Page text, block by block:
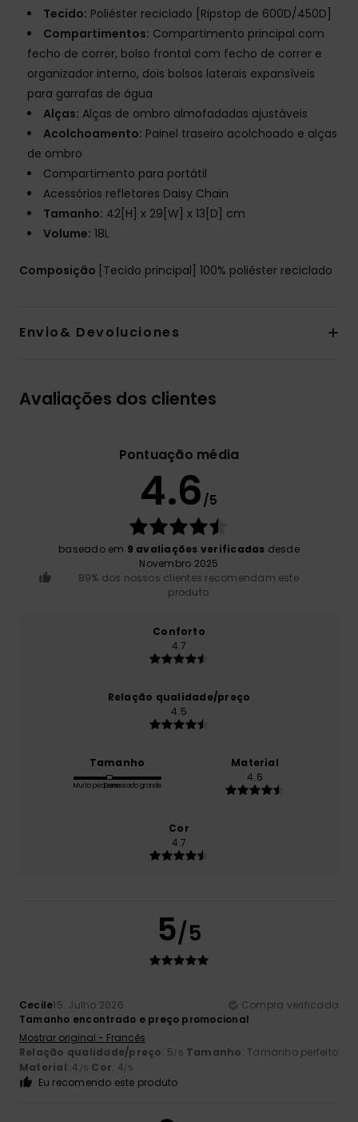
Tecido: Poliéster reciclado [Ripstop de 600D/450D]
Compartimentos: Compartimento principal com
fecho de correr, bolso frontal com fecho de correr e
organizador interno, dois bolsos laterais expansíveis
para garrafas de água
Alças: Alças de ombro almofadadas ajustáveis
Acolchoamento: Painel traseiro acolchoado e alças
de ombro
Compartimento para portátil
Acessórios refletores Daisy Chain
Tamanho: 42[H] x 29[W] x 13[D] cm
Volume: 18L
Composição [Tecido principal] 100% poliéster reciclado
Envio& Devoluciones
Avaliações dos clientes
Pontuação média
4.6/5
baseado em 9 avaliações verificadas desde
Novembro 2025
89% dos nossos clientes recomendam este
produto
Conforto
4.7
Relação qualidade/preço
4.5
Tamanho
Muito pequenoDemasiado grande
Material
4.6
Cor
4.7
5/5
Cecile15. Julho 2026
Compra verificada
Tamanho encontrado e preço promocional
Mostrar original - Francês
Relação qualidade/preço: 5/5 Tamanho: Tamanho perfeito
Material: 4 /5 Cor: 4/5
Eu recomendo este produto